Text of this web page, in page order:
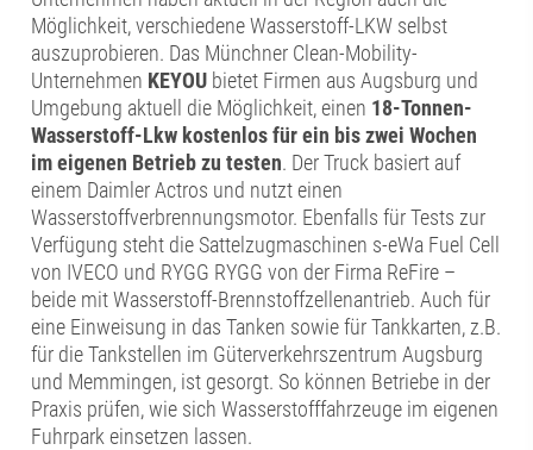
Möglichkeit, verschiedene Wasserstoff-LKW selbst
auszuprobieren. Das Münchner Clean-Mobility-
Unternehmen KEYOU bietet Firmen aus Augsburg und
Umgebung aktuell die Möglichkeit, einen 18-Tonnen-
Wasserstoff-Lkw kostenlos für ein bis zwei Wochen
im eigenen Betrieb zu testen. Der Truck basiert auf
einem Daimler Actros und nutzt einen
Wasserstoffverbrennungsmotor. Ebenfalls für Tests zur
Verfügung steht die Sattelzugmaschinen s-eWa Fuel Cell
von IVECO und RYGG RYGG von der Firma ReFire –
beide mit Wasserstoff-Brennstoffzellenantrieb. Auch für
eine Einweisung in das Tanken sowie für Tankkarten, z.B.
für die Tankstellen im Güterverkehrszentrum Augsburg
und Memmingen, ist gesorgt. So können Betriebe in der
Praxis prüfen, wie sich Wasserstofffahrzeuge im eigenen
Fuhrpark einsetzen lassen.